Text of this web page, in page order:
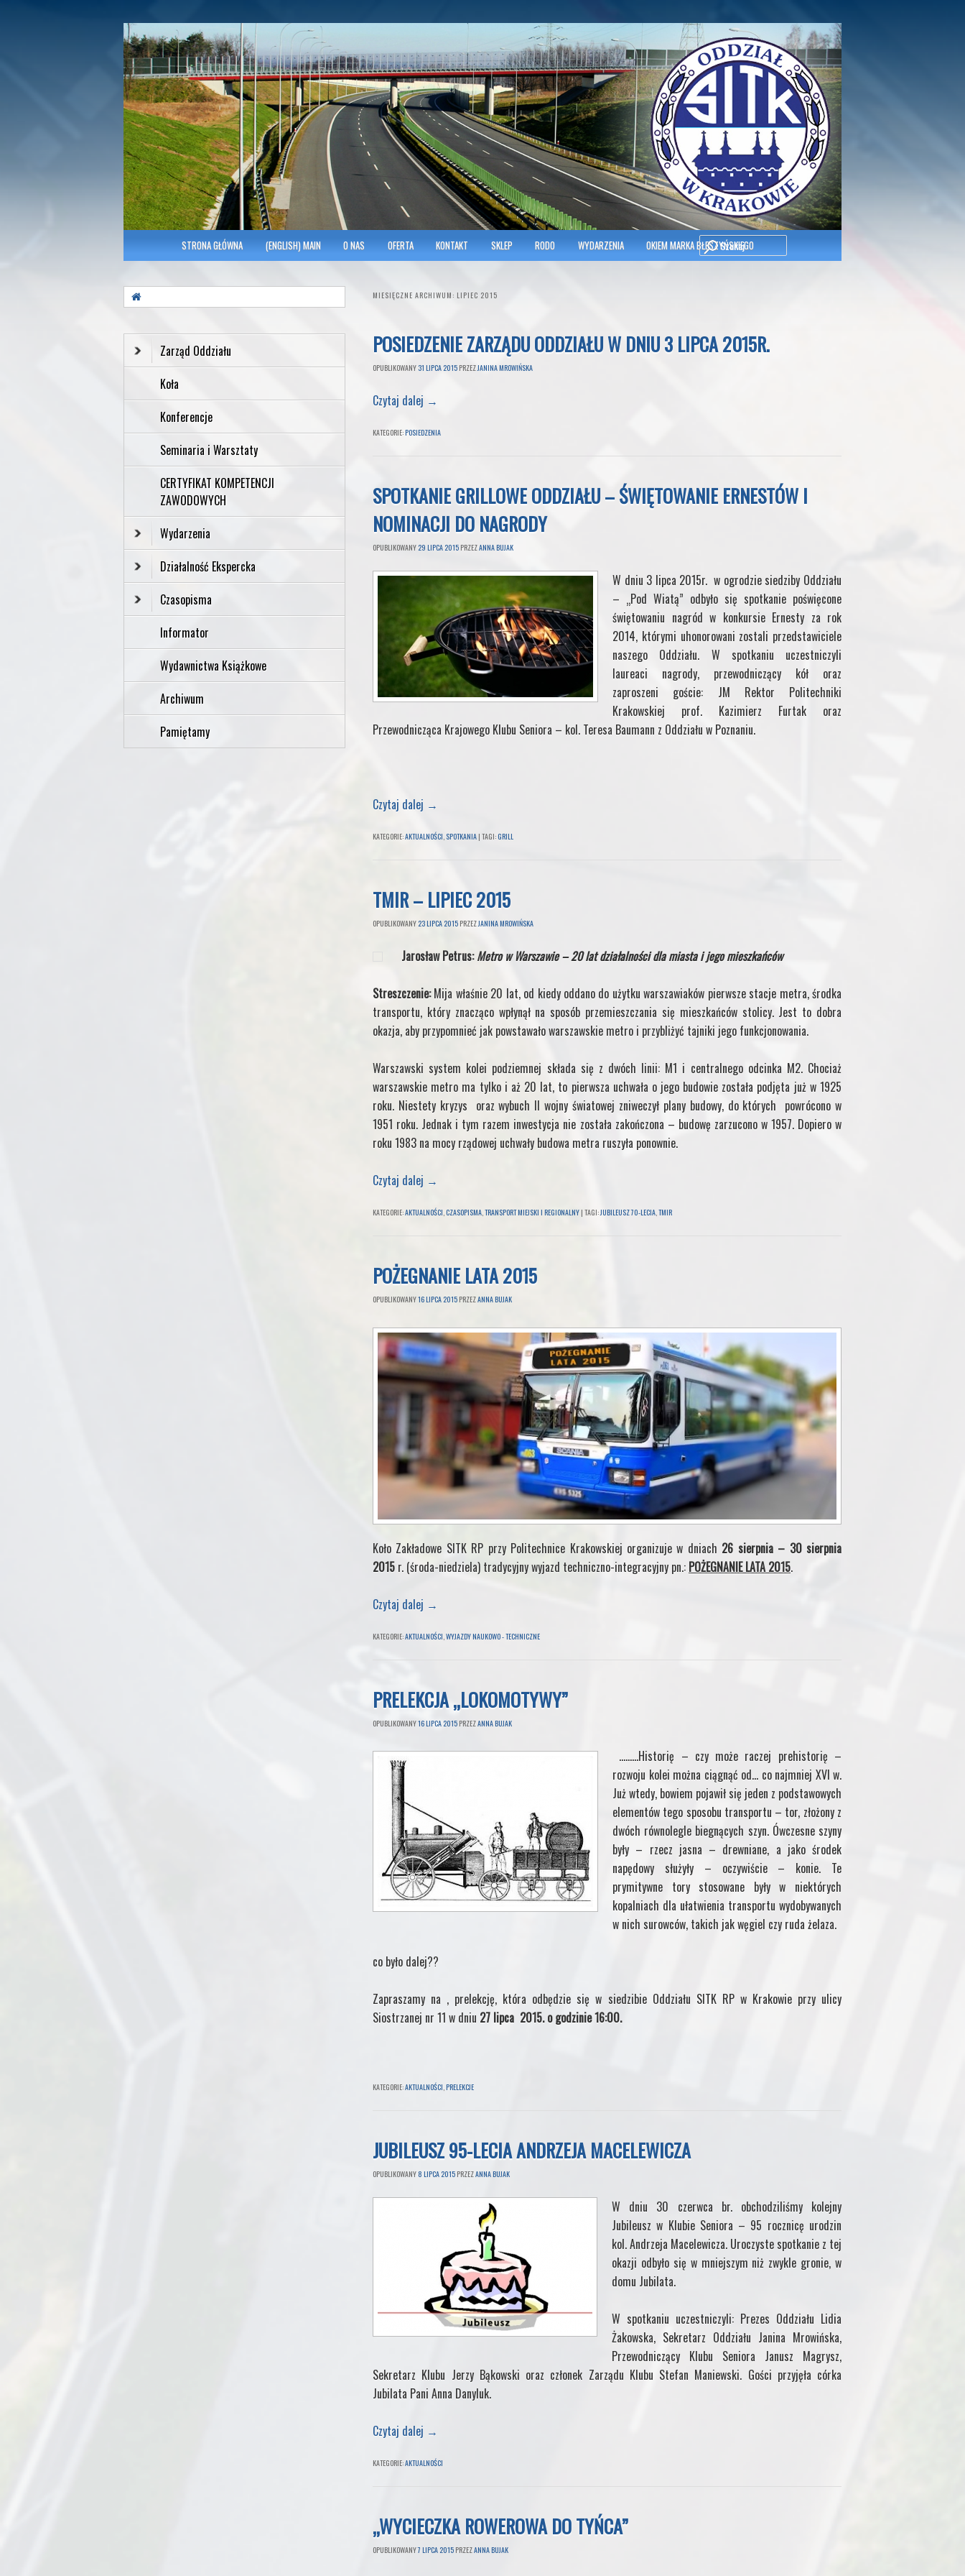
SITK RP Oddział w KRAKOWIE
Polish Association of Engineers & Technicians of Transportation
Szukaj
MENU GŁÓWNESTRONA GŁÓWNA (ENGLISH) MAIN O NAS OFERTA KONTAKT SKLEP RODO WYDARZENIA OKIEM MARKA BŁESZYŃSKIEGO
MIESIĘCZNE ARCHIWUM: LIPIEC 2015
POSIEDZENIE ZARZĄDU ODDZIAŁU W DNIU 3 LIPCA 2015R.
OPUBLIKOWANY 31 LIPCA 2015 PRZEZJANINA MROWIŃSKA
Czytaj dalej →
KATEGORIE:POSIEDZENIA
SPOTKANIE GRILLOWE ODDZIAŁU – ŚWIĘTOWANIE ERNESTÓW I
NOMINACJI DO NAGRODY
OPUBLIKOWANY29 LIPCA 2015 PRZEZANNA BUJAK
W dniu 3 lipca 2015r. w ogrodzie siedziby Oddziału
– „Pod Wiatą” odbyło się spotkanie poświęcone
świętowaniu nagród w konkursie Ernesty za rok
2014, którymi uhonorowani zostali przedstawiciele
naszego Oddziału. W spotkaniu uczestniczyli
laureaci nagrody, przewodniczący kół oraz
zaproszeni goście: JM Rektor Politechniki
Krakowskiej prof. Kazimierz Furtak oraz
Przewodnicząca Krajowego Klubu Seniora – kol. Teresa Baumann z Oddziału w Poznaniu.
Czytaj dalej →
KATEGORIE:AKTUALNOŚCI, SPOTKANIA | TAGI:GRILL
TMIR – LIPIEC 2015
OPUBLIKOWANY23 LIPCA 2015 PRZEZJANINA MROWIŃSKA
Jarosław Petrus:Metro w Warszawie – 20 lat działalności dla miasta i jego mieszkańców
Streszczenie:Mija właśnie 20 lat, od kiedy oddano do użytku warszawiaków pierwsze stacje metra, środka
transportu, który znacząco wpłynął na sposób przemieszczania się mieszkańców stolicy. Jest to dobra
okazja, aby przypomnieć jak powstawało warszawskie metro i przybliżyć tajniki jego funkcjonowania.
Warszawski system kolei podziemnej składa się z dwóch linii: M1 i centralnego odcinka M2. Chociaż
warszawskie metro ma tylko i aż 20 lat, to pierwsza uchwała o jego budowie została podjęta już w 1925
roku. Niestety kryzys oraz wybuch II wojny światowej zniweczył plany budowy, do których powrócono w
1951 roku. Jednak i tym razem inwestycja nie została zakończona – budowę zarzucono w 1957. Dopiero w
roku 1983 na mocy rządowej uchwały budowa metra ruszyła ponownie.
Czytaj dalej →
KATEGORIE:AKTUALNOŚCI,CZASOPISMA,TRANSPORT MIEJSKI I REGIONALNY | TAGI:JUBILEUSZ 70-LECIA,TMIR
POŻEGNANIE LATA 2015
OPUBLIKOWANY16 LIPCA 2015 PRZEZANNA BUJAK
Koło Zakładowe SITK RP przy Politechnice Krakowskiej organizuje w dniach 26 sierpnia – 30 sierpnia
2015 r. (środa-niedziela) tradycyjny wyjazd techniczno-integracyjny pn.: POŻEGNANIE LATA 2015.
Czytaj dalej →
KATEGORIE:AKTUALNOŚCI,WYJAZDY NAUKOWO - TECHNICZNE
PRELEKCJA „LOKOMOTYWY”
OPUBLIKOWANY16 LIPCA 2015 PRZEZANNA BUJAK
………Historię – czy może raczej prehistorię –
rozwoju kolei można ciągnąć od… co najmniej XVI w.
Już wtedy, bowiem pojawił się jeden z podstawowych
elementów tego sposobu transportu – tor, złożony z
dwóch równolegle biegnących szyn. Ówczesne szyny
były – rzecz jasna – drewniane, a jako środek
napędowy służyły – oczywiście – konie. Te
prymitywne tory stosowane były w niektórych
kopalniach dla ułatwienia transportu wydobywanych
w nich surowców, takich jak węgiel czy ruda żelaza.
co było dalej??
Zapraszamy na , prelekcję, która odbędzie się w siedzibie Oddziału SITK RP w Krakowie przy ulicy
Siostrzanej nr 11 w dniu 27 lipca 2015. o godzinie 16:00.
KATEGORIE:AKTUALNOŚCI,PRELEKCJE
JUBILEUSZ 95-LECIA ANDRZEJA MACELEWICZA
OPUBLIKOWANY 8 LIPCA 2015 PRZEZANNA BUJAK
W dniu 30 czerwca br. obchodziliśmy kolejny
Jubileusz w Klubie Seniora – 95 rocznicę urodzin
kol. Andrzeja Macelewicza. Uroczyste spotkanie z tej
okazji odbyło się w mniejszym niż zwykle gronie, w
domu Jubilata.
W spotkaniu uczestniczyli: Prezes Oddziału Lidia
Żakowska, Sekretarz Oddziału Janina Mrowińska,
Przewodniczący Klubu Seniora Janusz Magrysz,
Sekretarz Klubu Jerzy Bąkowski oraz członek Zarządu Klubu Stefan Maniewski. Gości przyjęła córka
Jubilata Pani Anna Danyluk.
Czytaj dalej →
KATEGORIE:AKTUALNOŚCI
„WYCIECZKA ROWEROWA DO TYŃCA”
OPUBLIKOWANY7 LIPCA 2015 PRZEZANNA BUJAK
Zarząd Oddziału
Koła
Konferencje
Seminaria i Warsztaty
CERTYFIKAT KOMPETENCJI
ZAWODOWYCH
Wydarzenia
Działalność Ekspercka
Czasopisma
Informator
Wydawnictwa Książkowe
Archiwum
Pamiętamy